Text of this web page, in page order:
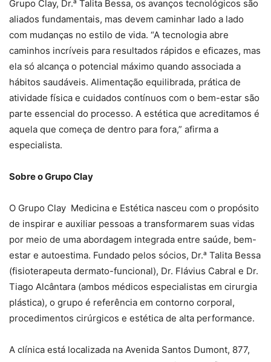
Grupo Clay, Dr.ᵃ Talita Bessa, os avanços tecnológicos são
aliados fundamentais, mas devem caminhar lado a lado
com mudanças no estilo de vida. “A tecnologia abre
caminhos incríveis para resultados rápidos e eficazes, mas
ela só alcança o potencial máximo quando associada a
hábitos saudáveis. Alimentação equilibrada, prática de
atividade física e cuidados contínuos com o bem-estar são
parte essencial do processo. A estética que acreditamos é
aquela que começa de dentro para fora,” afirma a
especialista.
Sobre o Grupo Clay
O Grupo Clay Medicina e Estética nasceu com o propósito
de inspirar e auxiliar pessoas a transformarem suas vidas
por meio de uma abordagem integrada entre saúde, bem-
estar e autoestima. Fundado pelos sócios, Dr.ᵃ Talita Bessa
(fisioterapeuta dermato-funcional), Dr. Flávius Cabral e Dr.
Tiago Alcântara (ambos médicos especialistas em cirurgia
plástica), o grupo é referência em contorno corporal,
procedimentos cirúrgicos e estética de alta performance.
A clínica está localizada na Avenida Santos Dumont, 877,